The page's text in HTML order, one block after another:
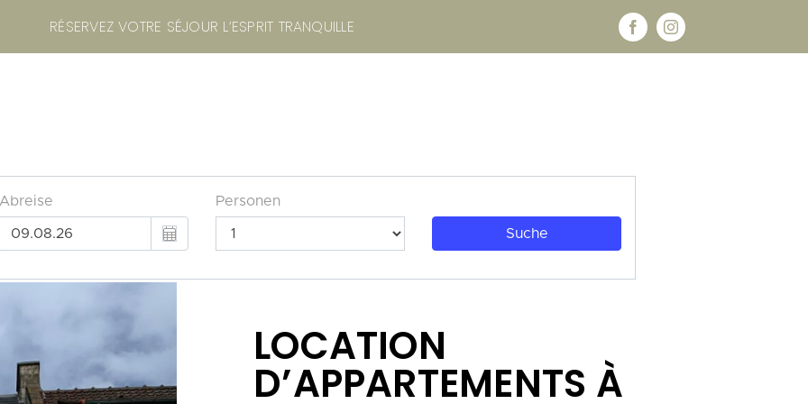
RÉSERVEZ VOTRE SÉJOUR L’ESPRIT TRANQUILLE
LOCATION
D’APPARTEMENTS À